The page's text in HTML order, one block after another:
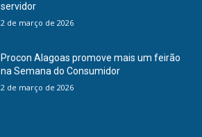
servidor
2 de março de 2026
Procon Alagoas promove mais um feirão
na Semana do Consumidor
2 de março de 2026